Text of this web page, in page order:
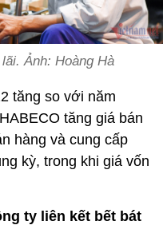
Ảnh: Hoàng Hà
tăng so với năm
tăng giá bán
hàng và cung cấp
kỳ, trong khi giá vốn
ty liên kết bết bát